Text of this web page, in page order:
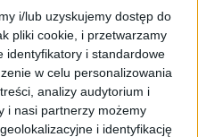
i/lub uzyskujemy dostęp do
pliki cookie, i przetwarzamy
identyfikatory i standardowe
w celu personalizowania
analizy audytorium i
i nasi partnerzy możemy
i identyfikację